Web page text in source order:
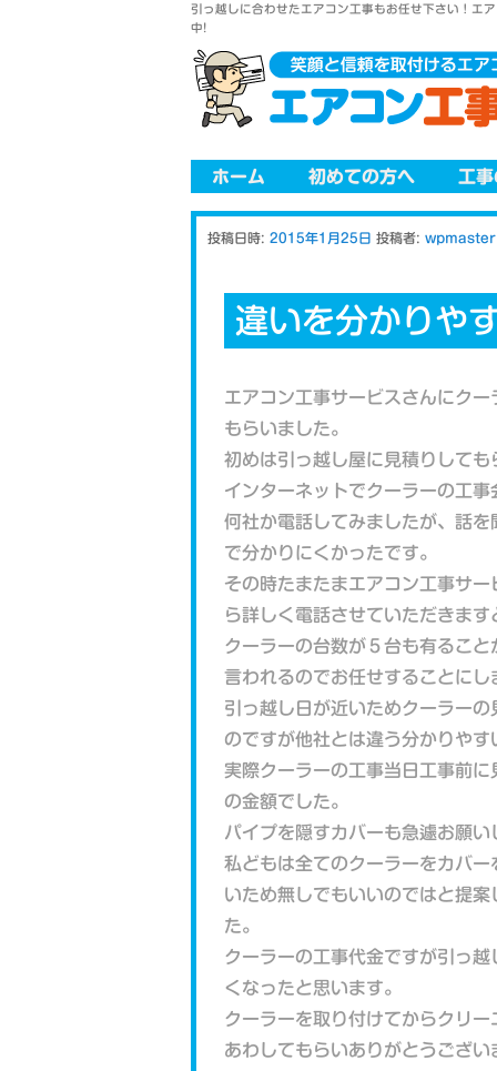
引っ越しに合わせたエアコン工事もお任せ下さい！エ
中!
メインメニュー
メインコンテンツへ移動
ホーム 初めての方へ 工
違いを分かりや
投稿日時: 2015年1月25日 投稿者: wpmaster
エアコン工事サービスさんにク
もらいました。
初めは引っ越し屋に見積りして
インターネットでクーラーの工
何社か電話してみましたが、話
で分かりにくかったです。
その時たまたまエアコン工事サ
ら詳しく電話させていただきま
クーラーの台数が５台も有るこ
言われるのでお任せすることにし
引っ越し日が近いためクーラー
のですが他社とは違う分かりや
実際クーラーの工事当日工事前
の金額でした。
パイプを隠すカバーも急遽お願
私どもは全てのクーラーをカバ
いため無しでもいいのではと提
た。
クーラーの工事代金ですが引っ
くなったと思います。
クーラーを取り付けてからクリ
あわしてもらいありがとうござい